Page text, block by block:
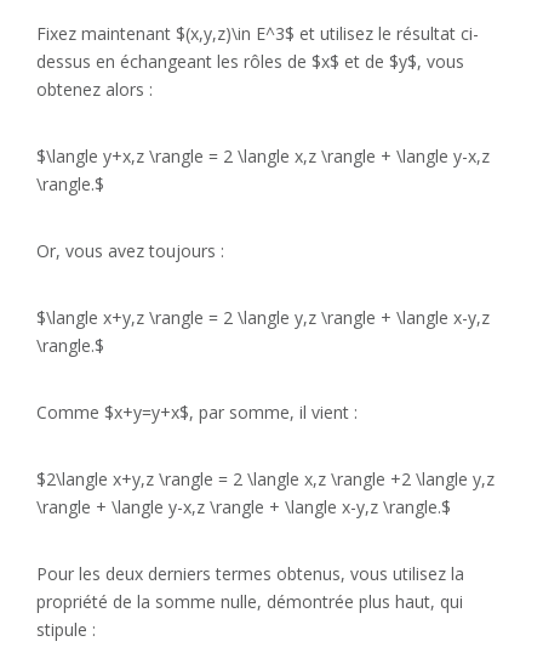
Fixez maintenant $(x,y,z)\in E^3$ et utilisez le résultat ci-
dessus en échangeant les rôles de $x$ et de $y$, vous
obtenez alors :
$\langle y+x,z \rangle = 2 \langle x,z \rangle + \langle y-x,z
\rangle.$
Or, vous avez toujours :
$\langle x+y,z \rangle = 2 \langle y,z \rangle + \langle x-y,z
\rangle.$
Comme $x+y=y+x$, par somme, il vient :
$2\langle x+y,z \rangle = 2 \langle x,z \rangle +2 \langle y,z
\rangle + \langle y-x,z \rangle + \langle x-y,z \rangle.$
Pour les deux derniers termes obtenus, vous utilisez la
propriété de la somme nulle, démontrée plus haut, qui
stipule :